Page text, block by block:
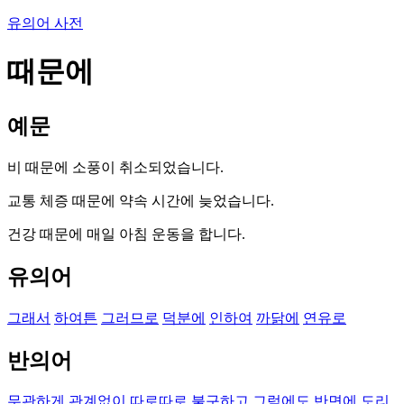
유의어 사전
때문에
예문
비 때문에 소풍이 취소되었습니다.
교통 체증 때문에 약속 시간에 늦었습니다.
건강 때문에 매일 아침 운동을 합니다.
유의어
그래서 하여튼 그러므로 덕분에 인하여 까닭에 연유로
반의어